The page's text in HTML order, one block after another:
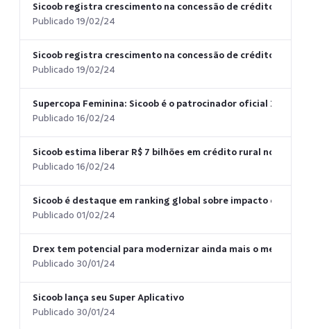
Sicoob registra crescimento na concessão de crédito para
Publicado 19/02/24
Sicoob registra crescimento na concessão de crédito para
Publicado 19/02/24
Supercopa Feminina: Sicoob é o patrocinador oficial 2024
Publicado 16/02/24
Sicoob estima liberar R$ 7 bilhões em crédito rural no
Publicado 16/02/24
Sicoob é destaque em ranking global sobre impacto
Publicado 01/02/24
Drex tem potencial para modernizar ainda mais o mercado
Publicado 30/01/24
Sicoob lança seu Super Aplicativo
Publicado 30/01/24